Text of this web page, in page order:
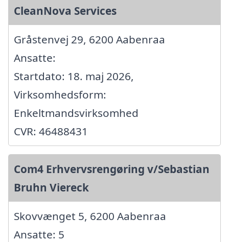
CleanNova Services
Gråstenvej 29, 6200 Aabenraa
Ansatte:
Startdato: 18. maj 2026,
Virksomhedsform:
Enkeltmandsvirksomhed
CVR: 46488431
Com4 Erhvervsrengøring v/Sebastian
Bruhn Viereck
Skovvænget 5, 6200 Aabenraa
Ansatte: 5